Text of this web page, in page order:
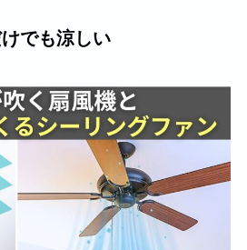
でも涼しい